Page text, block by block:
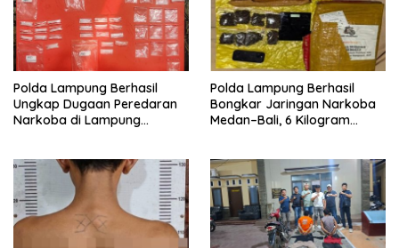
Polda Lampung Berhasil
Ungkap Dugaan Peredaran
Narkoba di Lampung
Polda Lampung Berhasil
Bongkar Jaringan Narkoba
Medan–Bali, 6 Kilogram